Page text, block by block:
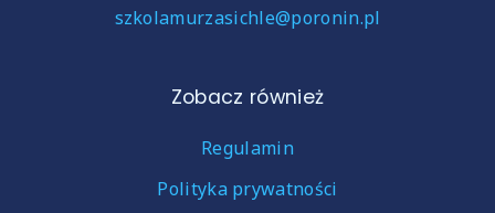
szkolamurzasichle@poronin.pl
Zobacz również
Regulamin
Polityka prywatności